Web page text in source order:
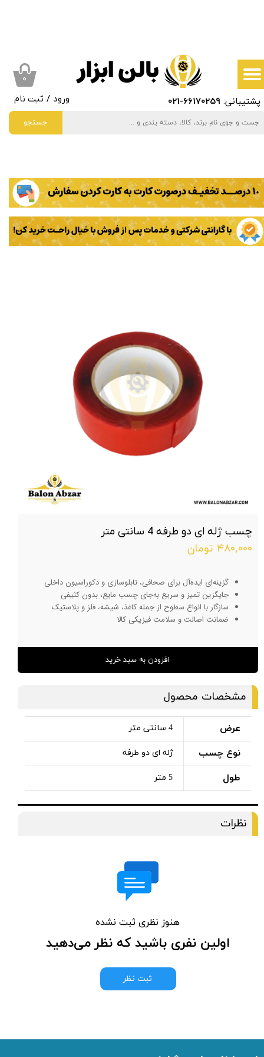
جستجو
پشتیبانی:66170259
-021 ورود / ثبت نام
سفارشات
خروج از حساب کاربری
۰
چسب ژله ای دو طرفه 4 سانتی متر
۴۸۰,۰۰۰ تومان
گزینه‌ای ایده‌آل برای صحافی، تابلوسازی و دکوراسیون داخلی
جایگزین تمیز و سریع به‌جای چسب مایع، بدون کثیفی
سازگار با انواع سطوح از جمله کاغذ، شیشه، فلز و پلاستیک
ضمانت اصالت و سلامت فیزیکی کالا
افزودن به سبد خرید
مشخصات محصول
عرض 4 سانتی متر
نوع چسب ژله ای دو طرفه
طول 5 متر
نظرات
هنوز نظری ثبت نشده
اولین نفری باشید که نظر می‌دهید
ثبت نظر